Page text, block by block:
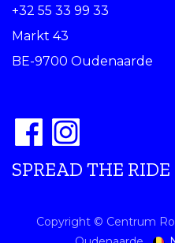
+32 55 33 99 33
Markt 43
BE-9700 Oudenaarde
SPREAD THE
Copyright © Centrum